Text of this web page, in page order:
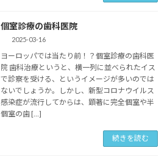
個室診療の歯科医院
2025-03-16
ヨーロッパでは当たり前！？個室診療の歯科医
院 歯科治療というと、横一列に並べられたイス
で診察を受ける、というイメージが多いのでは
ないでしょうか。しかし、新型コロナウイルス
感染症が流行してからは、顕著に完全個室や半
個室の歯 […]
続きを読む